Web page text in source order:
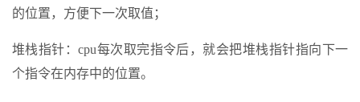
的位置，方便下一次取值；
堆栈指针：cpu每次取完指令后，就会把堆栈指针指向下一
个指令在内存中的位置。